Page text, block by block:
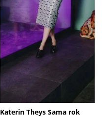
Katerin Theys Sama rok